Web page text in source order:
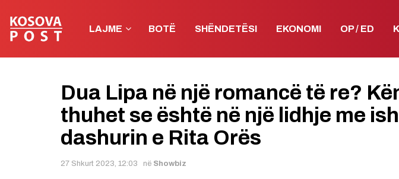
LAJME BOTË SHËNDETËSI EKONOMI OP / ED
Dua Lipa në një romancë të re?
thuhet se është në një lidhje me
dashurin e Rita Orës
27 Shkurt 2023, 12:03 në Showbiz